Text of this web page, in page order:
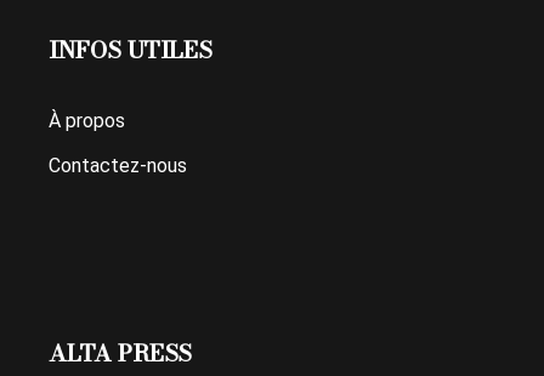
INFOS UTILES
À propos
Contactez-nous
ALTA PRESS